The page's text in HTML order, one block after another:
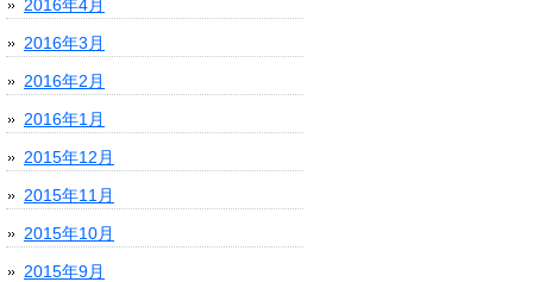
2016年4月
2016年3月
2016年2月
2016年1月
2015年12月
2015年11月
2015年10月
2015年9月